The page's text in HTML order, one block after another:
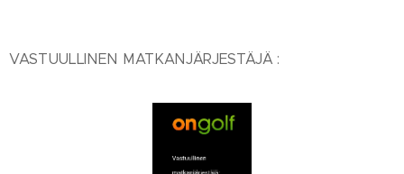
VASTUULLINEN MATKANJÄRJESTÄJÄ :